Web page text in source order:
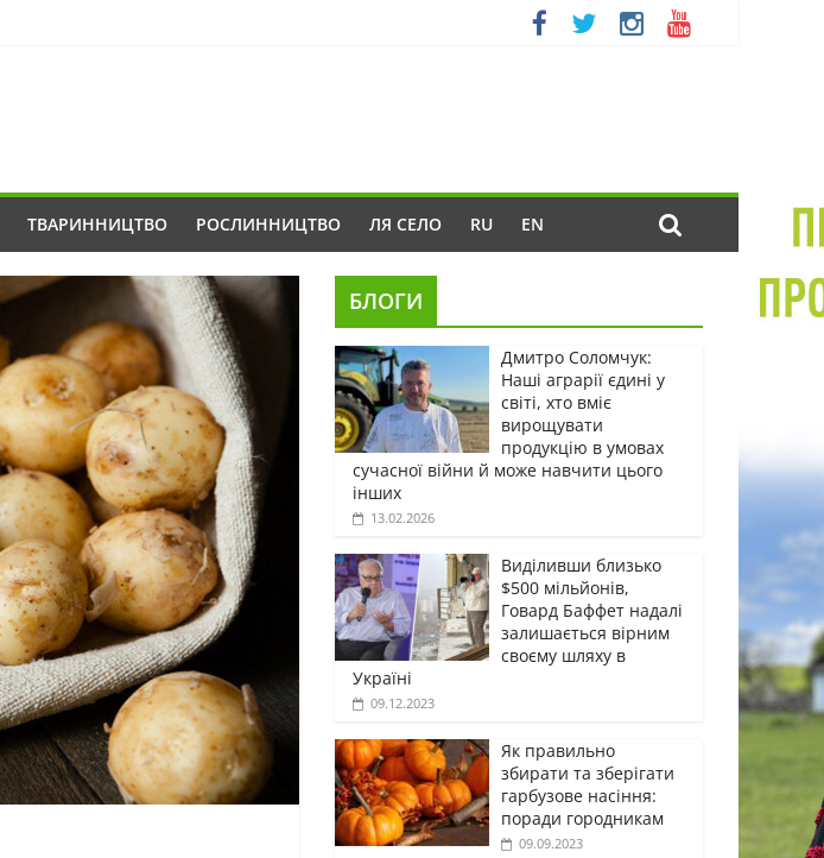
ТВАРИННИЦТВО РОСЛИННИЦТВО ЛЯ СЕЛО RU EN
БЛОГИ
Дмитро Соломчук:
Наші аграрії єдині у
світі, хто вміє
вирощувати
продукцію в умовах
сучасної війни й може навчити цього
інших
13.02.2026
Виділивши близько
$500 мільйонів,
Говард Баффет надалі
залишається вірним
своєму шляху в
Україні
09.12.2023
Як правильно
збирати та зберігати
гарбузове насіння:
поради городникам
09.09.2023